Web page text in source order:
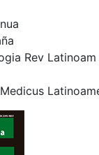
Rev Latinoam